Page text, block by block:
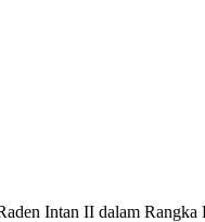
Intan II dalam Rangka